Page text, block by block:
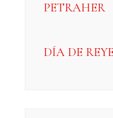
PETRAHER
DÍA DE